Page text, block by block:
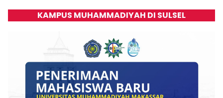
KAMPUS MUHAMMADIYAH DI SULSEL